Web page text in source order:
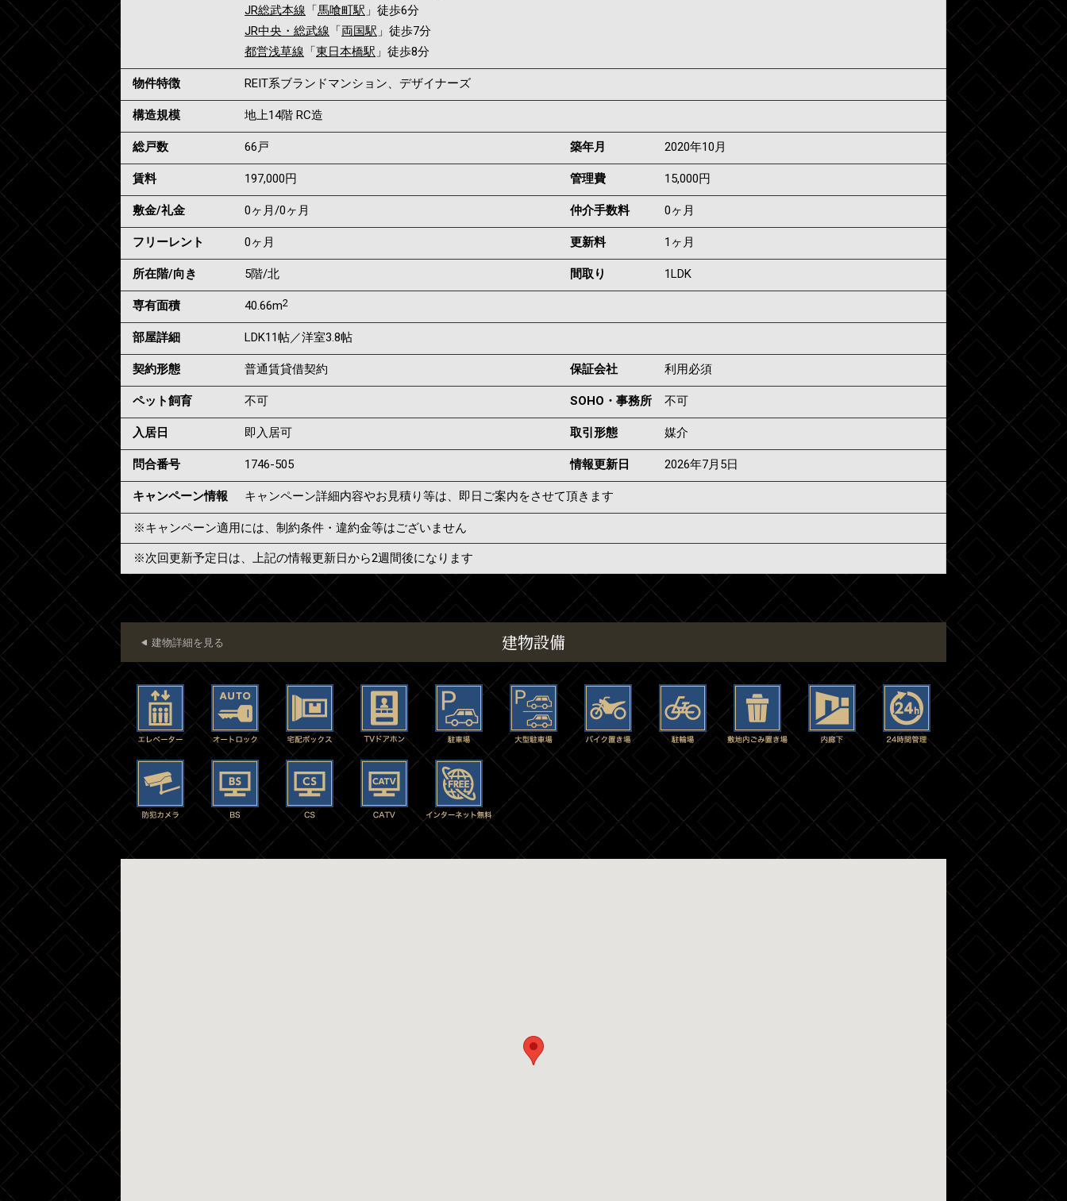
JR総武本線 「馬喰町駅 」徒歩6分
JR中央・総武線 「両国駅 」徒歩7分
都営浅草線 「東日本橋駅 」徒歩8分
物件特徴 REIT系ブランドマンション、デザイナーズ
構造規模 地上14階 RC造
総戸数 66戸 築年月 2020年10月
賃料 197,000円 管理費 15,000円
敷金/礼金 0ヶ月 /0ヶ月 仲介手数料 0ヶ月
フリーレント 0ヶ月 更新料 1ヶ月
所在階/向き 5階/北 間取り 1LDK
専有面積 40.66m2
部屋詳細 LDK11帖／洋室3.8帖
契約形態 普通賃貸借契約 保証会社 利用必須
ペット飼育 不可 SOHO・事務所 不可
入居日 即入居可 取引形態 媒介
問合番号 1746-505 情報更新日 2026年7月5日
キャンペーン情報 キャンペーン詳細内容やお見積り等は、即日ご案内をさせて頂きます
※キャンペーン適用には、制約条件・違約金等はございません
※次回更新予定日は、上記の情報更新日から2週間後になります
建物設備
建物詳細を見る